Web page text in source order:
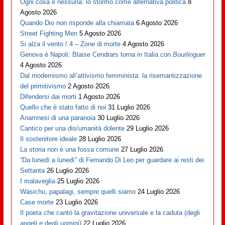
Ogni cosa e nessuna: lo stormo come alternativa politica 8
Agosto 2026
Quando Dio non risponde alla chiamata 6 Agosto 2026
Street Fighting Men 5 Agosto 2026
Si alza il vento / 4 – Zone di morte 4 Agosto 2026
Genova è Napoli: Blaise Cendrars torna in Italia conBourlinguer
4 Agosto 2026
Dal modernismo all’attivismo femminista: la risemantizzazione
del primitivismo 2 Agosto 2026
Difendersi dai morti 1 Agosto 2026
Quello che è stato fatto di noi 31 Luglio 2026
Anamnesi di una paranoia 30 Luglio 2026
Cantico per una dis/umanità dolente 29 Luglio 2026
Il sostenitore ideale 28 Luglio 2026
La storia non è una fossa comune 27 Luglio 2026
“Da lunedì a lunedì” di Fernando Di Leo per guardare ai resti dei
Settanta 26 Luglio 2026
I malaveglia 25 Luglio 2026
Wasichu, papalagi, sempre quelli siamo 24 Luglio 2026
Case morte 23 Luglio 2026
Il poeta che cantò la gravitazione universale e la caduta (degli
angeli e degli uomini) 22 Luglio 2026